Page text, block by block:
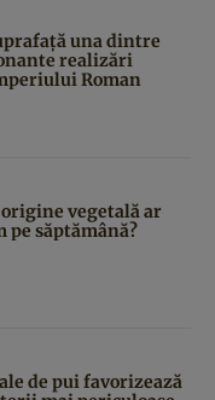
una dintre
realizări
Roman
vegetală ar
pe săptămână?
de pui favorizează